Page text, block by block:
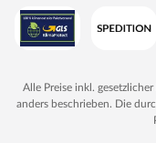
Alle Preise inkl.
anders beschrieben. Die